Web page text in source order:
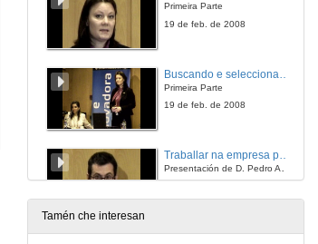
Primeira Parte
19 de feb. de 2008
Primeira Parte
19 de feb. de 2008
Traballar na empresa privada.¿Qué demandan as empresas das/os universitarias/os? Expectativas e punto de vista de demandantes de emprego. ¿Cómo e onde coñecer as súas ofertas de emprego?
Presentación de D. Pedro Arias
Traballar na empresa privada.¿Qué demandan as empresas das/os universitarias/os? Expectativas e punto de vista de demandantes de emprego. ¿Cómo e onde coñecer as súas ofertas de emprego?
Tamén che interesan